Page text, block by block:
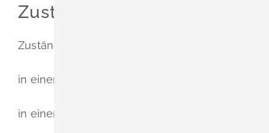
Zuständige Stelle
Zuständig ist Ihre Wasserbehörde:
in einem Stadtkreis: die Stadtverwaltung
in einem Landkreis: das Landratsamt